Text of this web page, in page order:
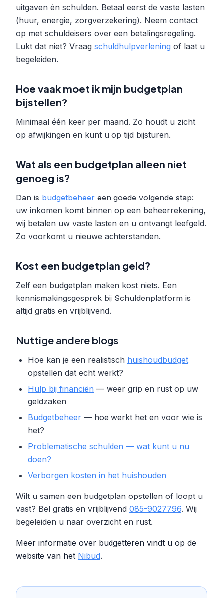
uitgaven én schulden. Betaal eerst de vaste lasten
(huur, energie, zorgverzekering). Neem contact
op met schuldeisers over een betalingsregeling.
Lukt dat niet? Vraag schuldhulpverlening of laat u
begeleiden.
Hoe vaak moet ik mijn budgetplan
bijstellen?
Minimaal één keer per maand. Zo houdt u zicht
op afwijkingen en kunt u op tijd bijsturen.
Wat als een budgetplan alleen niet
genoeg is?
Dan is budgetbeheer een goede volgende stap:
uw inkomen komt binnen op een beheerrekening,
wij betalen uw vaste lasten en u ontvangt leefgeld.
Zo voorkomt u nieuwe achterstanden.
Kost een budgetplan geld?
Zelf een budgetplan maken kost niets. Een
kennismakingsgesprek bij Schuldenplatform is
altijd gratis en vrijblijvend.
Nuttige andere blogs
Hoe kan je een realistisch huishoudbudget
opstellen dat echt werkt?
Hulp bij financiën — weer grip en rust op uw
geldzaken
Budgetbeheer — hoe werkt het en voor wie is
het?
Problematische schulden — wat kunt u nu
doen?
Verborgen kosten in het huishouden
Wilt u samen een budgetplan opstellen of loopt u
vast? Bel gratis en vrijblijvend 085-9027796. Wij
begeleiden u naar overzicht en rust.
Meer informatie over budgetteren vindt u op de
website van het Nibud.